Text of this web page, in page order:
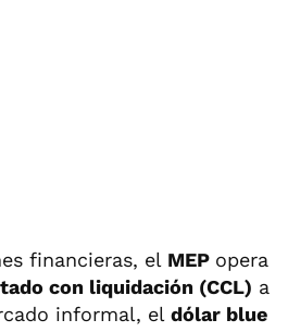
financieras, el MEP opera
con liquidación (CCL) a
informal, el dólar blue